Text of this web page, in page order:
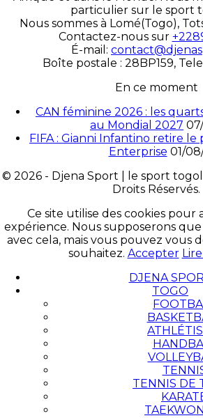
particulier sur le sport
Nous sommes à Lomé(Togo),
Contactez-nous sur
É-mail:
Boîte postale : 28BP159,
En ce moment
CAN féminine 2026 : les
au Mondial 2027
FIFA : Gianni Infantino retire le
Enterprise 01/
© 2026 - Djena Sport | le sport
Droits Réservés.
Ce site utilise des cookies pour
expérience. Nous supposerons
avec cela, mais vous pouvez vous
souhaitez. Accepter
DJENA
TOGO
TENNIS DE